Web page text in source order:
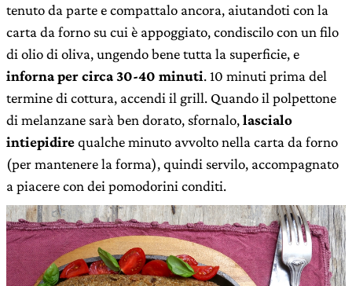
tenuto da parte e compattalo ancora, aiutandoti con la
carta da forno su cui è appoggiato, condiscilo con un filo
di olio di oliva, ungendo bene tutta la superficie, e
inforna per circa 30-40 minuti. 10 minuti prima del
termine di cottura, accendi il grill. Quando il polpettone
di melanzane sarà ben dorato, sfornalo,lascialo
intiepidirequalche minuto avvolto nella carta da forno
(per mantenere la forma), quindi servilo, accompagnato
a piacere con dei pomodorini conditi.